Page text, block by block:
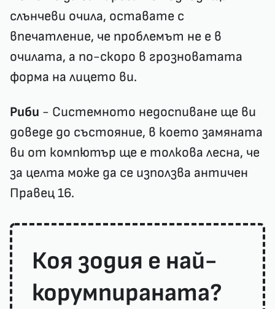
слънчеви очила, оставате с
впечатление, че проблемът не е в
очилата, а по-скоро в грозноватата
форма на лицето ви.
Риби - Системното недоспиване ще ви
доведе до състояние, в което замяната
ви от компютър ще е толкова лесна, че
за целта може да се използва античен
Правец 16.
Коя зодия е най-
корумпираната?